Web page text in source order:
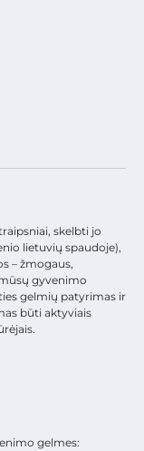
skelbti jo
lietuvių spaudoje),
– žmogaus,
gyvenimo
gelmių patyrimas ir
būti aktyviais
gelmes: